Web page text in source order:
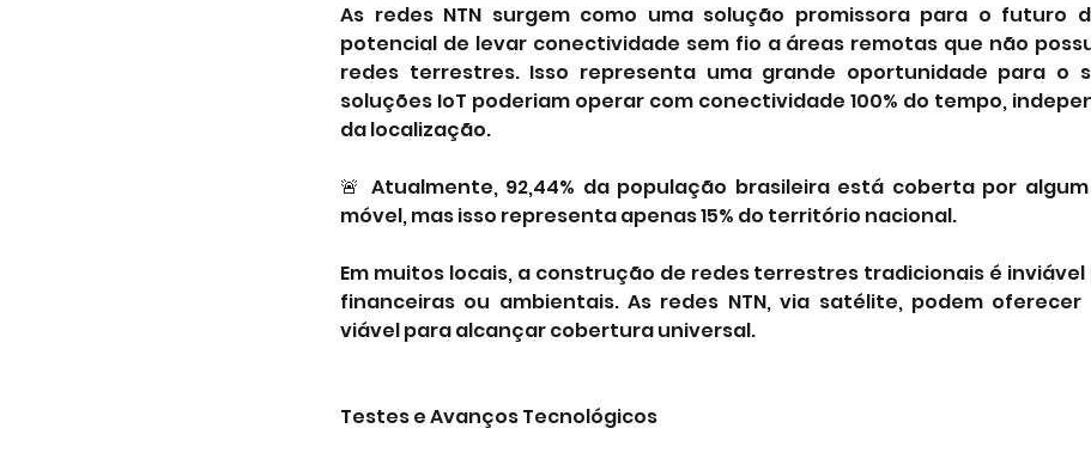
As redes NTN surgem como uma solução promissora para o futuro
potencial de levar conectividade sem fio a áreas remotas que não
redes terrestres. Isso representa uma grande oportunidade para o
soluções IoT poderiam operar com conectividade 100% do tempo,
da localização.
🚨 Atualmente, 92,44% da população brasileira está coberta por
móvel, mas isso representa apenas 15% do território nacional.
Em muitos locais, a construção de redes terrestres tradicionais é
financeiras ou ambientais. As redes NTN, via satélite, podem oferecer
viável para alcançar cobertura universal.
Testes e Avanços Tecnológicos